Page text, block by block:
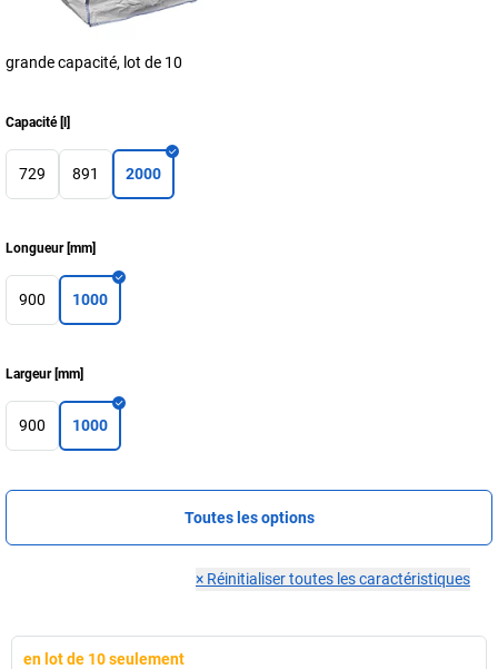
grande capacité, lot de 10
Capacité[ ]
729 891 2000
Longueur[mm]
900 1000
Largeur[mm]
900 1000
Toutes les options
× Réinitialiser toutes les caractéristiques
en lot de 10 seulement